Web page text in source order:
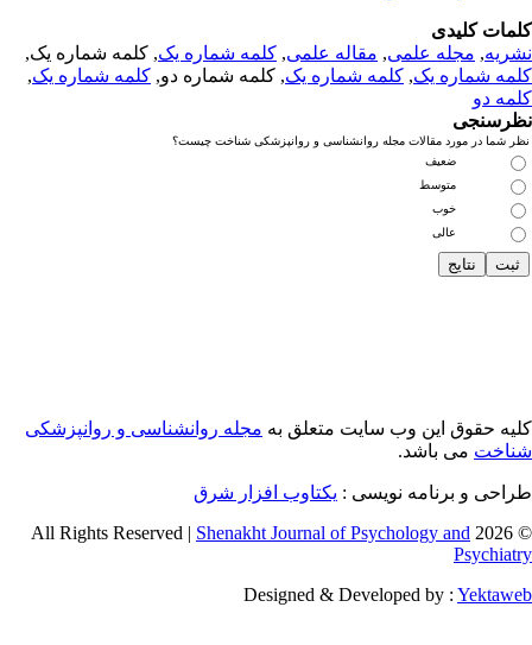
کلیدی
,مجله علمی, مقاله علمی, کلمه شماره یک, کلمه شماره یک,
شماره یک,کلمه شماره یک, کلمه شماره دو,کلمه شماره یک,
دو
شما در مورد مقالات مجله روانشناسی و روانپزشکی شناخت چیست؟
ضعیف
متوسط
خوب
عالی
حقوق این وب سایت متعلق بهمجله روانشناسی و روانپزشکی
می باشد.
و برنامه نویسی : یکتاوب افزار شرق
©
Shenakht Journal of Psychology and
Designed & Developed by :